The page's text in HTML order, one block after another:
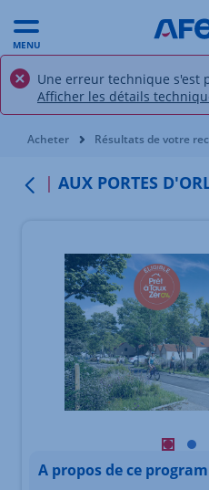
MENU
Une erreur technique s'est
Afficher les détails
Vous êtes ici:
Acheter Résultats de votre
AUX PORTES
Visuel
Élément 1 sur 4
A propos de ce